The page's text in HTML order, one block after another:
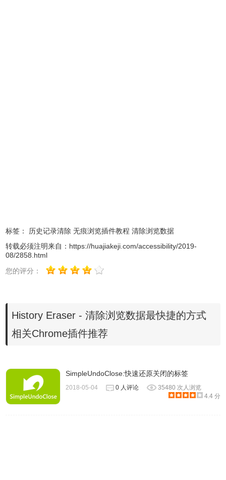
chrome浏览器，首先在标签页输入【chrome://extensions/】
进入chrome扩展程序，解压你在本站下载的插件，并拖入扩
展程序页即可。
标签： 历史记录清除 无痕浏览插件教程 清除浏览数据
转载必须注明来自： https://huajiakeji.com/accessibility/2019-
08/2858.html
您的评分：
History Eraser - 清除浏览数据最快捷的方式
相关Chrome插件推荐
SimpleUndoClose:快速还原关闭的标签
2018-05-04 0 人评论
35480 次人浏览
4.4 分